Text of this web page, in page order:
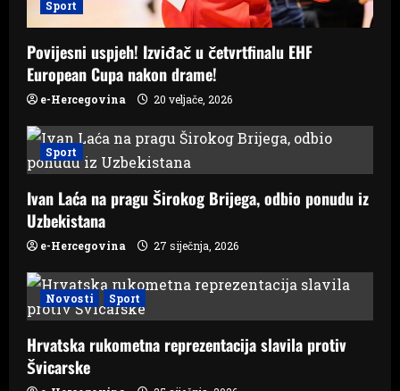
n
Sport
Povijesni uspjeh! Izviđač u četvrtfinalu EHF
European Cupa nakon drame!
e-Hercegovina 20 veljače, 2026
Sport
Ivan Laća na pragu Širokog Brijega, odbio ponudu iz
Uzbekistana
e-Hercegovina 27 siječnja, 2026
Novosti Sport
Hrvatska rukometna reprezentacija slavila protiv
Švicarske